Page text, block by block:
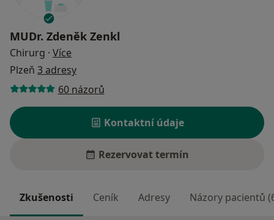
MUDr. Zdeněk Zenkl
Chirurg · Více
Plzeň 3 adresy
60 názorů
Kontaktní údaje
Rezervovat termín
Zkušenosti Ceník Adresy Názory pacientů